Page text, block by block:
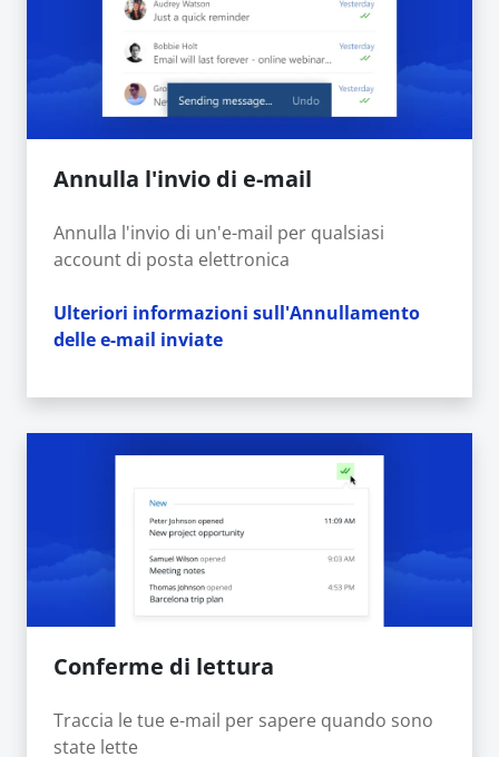
Annulla l'invio di e-mail
Annulla l'invio di un'e-mail per qualsiasi
account di posta elettronica
Ulteriori informazioni sull'Annullamento
delle e-mail inviate
Conferme di lettura
Traccia le tue e-mail per sapere quando sono
state lette